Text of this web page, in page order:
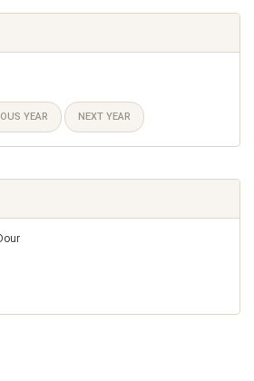
YEAR NEXT YEAR